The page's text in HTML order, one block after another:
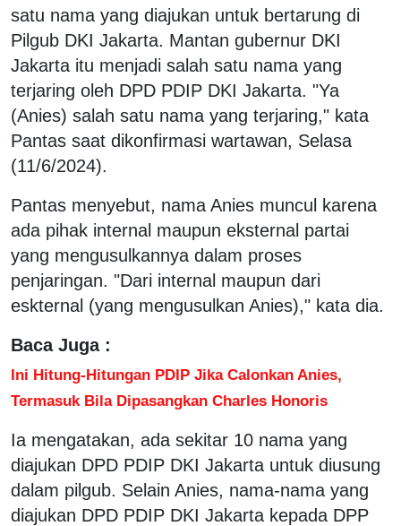
satu nama yang diajukan untuk bertarung di
Pilgub DKI Jakarta. Mantan gubernur DKI
Jakarta itu menjadi salah satu nama yang
terjaring oleh DPD PDIP DKI Jakarta. "Ya
(Anies) salah satu nama yang terjaring," kata
Pantas saat dikonfirmasi wartawan, Selasa
(11/6/2024).
Pantas menyebut, nama Anies muncul karena
ada pihak internal maupun eksternal partai
yang mengusulkannya dalam proses
penjaringan. "Dari internal maupun dari
eskternal (yang mengusulkan Anies)," kata dia.
Baca Juga :
Ini Hitung-Hitungan PDIP Jika Calonkan Anies,
Termasuk Bila Dipasangkan Charles Honoris
Ia mengatakan, ada sekitar 10 nama yang
diajukan DPD PDIP DKI Jakarta untuk diusung
dalam pilgub. Selain Anies, nama-nama yang
diajukan DPD PDIP DKI Jakarta kepada DPP